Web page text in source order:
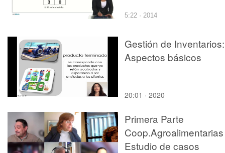
5:22 · 2014
Gestión de Inventarios:
Aspectos básicos
20:01 · 2020
Primera Parte
Estudio de casos